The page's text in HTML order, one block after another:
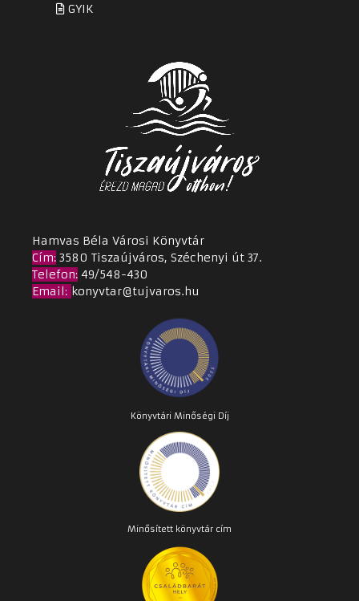
GYIK
Hamvas Béla Városi Könyvtár
Cím: 3580 Tiszaújváros, Széchenyi út 37.
Telefon: 49/548-430
Email : konyvtar@tujvaros.hu
Könyvtári Minőségi Díj
Minősített könyvtár cím